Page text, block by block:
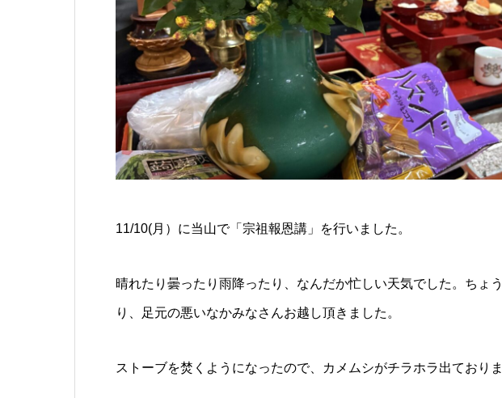
11/10(月）に当山で「宗祖報恩講」を行いました。
晴れたり曇ったり雨降ったり、なんだか忙しい天気でした。ちょ
り、足元の悪いなかみなさんお越し頂きました。
ストーブを焚くようになったので、カメムシがチラホラ出ておりま